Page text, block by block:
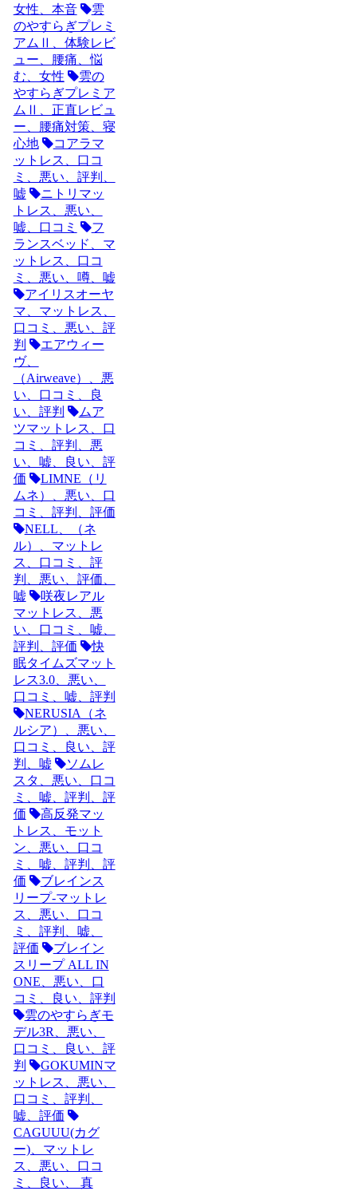
女性、本音
雲
のやすらぎプレミ
アムⅡ、体験レビ
ュー、腰痛、悩
む、女性
雲の
やすらぎプレミア
ムⅡ、正直レビュ
ー、腰痛対策、寝
心地
コアラマ
ットレス、口コ
ミ、悪い、評判、
嘘
ニトリマッ
トレス、悪い、
嘘、口コミ
フ
ランスベッド、マ
ットレス、口コ
ミ、悪い、噂、嘘
アイリスオーヤ
マ、マットレス、
口コミ、悪い、評
判
エアウィー
ヴ、
（Airweave）、悪
い、口コミ、良
い、評判
ムア
ツマットレス、口
コミ、評判、悪
い、嘘、良い、評
価
LIMNE（リ
ムネ）、悪い、口
コミ、評判、評価
NELL、（ネ
ル）、マットレ
ス、口コミ、評
判、悪い、評価、
嘘
咲夜レアル
マットレス、悪
い、口コミ、嘘、
評判、評価
快
眠タイムズマット
レス3.0、悪い、
口コミ、嘘、評判
NERUSIA（ネ
ルシア）、悪い、
口コミ、良い、評
判、嘘
ソムレ
スタ、悪い、口コ
ミ、嘘、評判、評
価
高反発マッ
トレス、モット
ン、悪い、口コ
ミ、嘘、評判、評
価
ブレインス
リープ-マットレ
ス、悪い、口コ
ミ、評判、嘘、
評価
ブレイン
スリープ ALL IN
ONE、悪い、口
コミ、良い、評判
雲のやすらぎモ
デル3R、悪い、
口コミ、良い、評
判
GOKUMINマ
ットレス、悪い、
口コミ、評判、
嘘、評価
CAGUUU(カグ
ー)、マットレ
ス、悪い、口コ
ミ、良い、 真